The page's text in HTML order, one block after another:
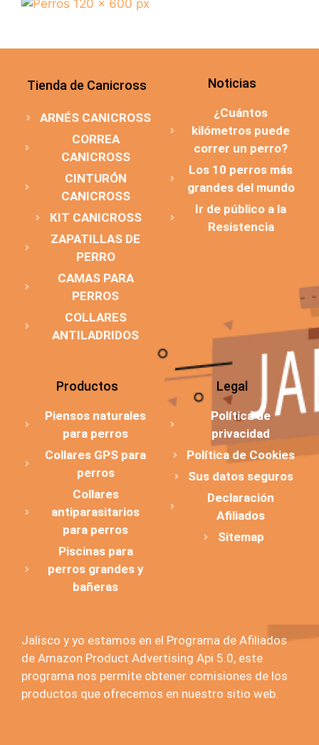
Tienda de Canicross
ARNÉS CANICROSS
CORREA
CANICROSS
CINTURÓN
CANICROSS
KIT CANICROSS
ZAPATILLAS DE
PERRO
CAMAS PARA
PERROS
COLLARES
ANTILADRIDOS
Noticias
¿Cuántos
kilómetros puede
correr un perro?
Los 10 perros más
grandes del mundo
Ir de público a la
Resistencia
Productos
Piensos naturales
para perros
Collares GPS para
perros
Collares
antiparasitarios
para perros
Piscinas para
perros grandes y
bañeras
Legal
Política de
privacidad
Política de Cookies
Sus datos seguros
Declaración
Afiliados
Sitemap
Jalisco y yo estamos en el Programa de Afiliados
de Amazon Product Advertising Api 5.0, este
programa nos permite obtener comisiones de los
productos que ofrecemos en nuestro sitio web.